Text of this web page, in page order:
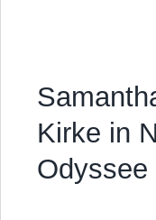
Kirke in
Odyssee